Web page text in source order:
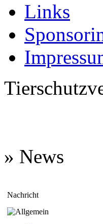
Links
» News
Nachricht